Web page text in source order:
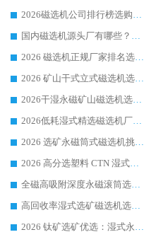
2026磁选机公司排行榜选购指南|正规源头厂家推荐，领域强者高性价比靠谱信赖品牌
国内磁选机源头厂有哪些？2026 综合实力排名与采购避坑技巧
2026 磁选机正规厂家排名选购指南|行业口碑信赖品牌推荐性价比高靠谱磁电企业
2026 矿山干式立式磁选机选型攻略 梳理深耕磁电装备多年靠谱生产厂商
2026干湿永磁矿山磁选机选型攻略 优质生产厂家排名 选矿领域高口碑品牌推荐指南
2026低耗湿式精​选磁选机厂家怎么选?湿式精选磁选机供应商，行业认可度较高生产厂家华体会手机网页版-华体会(中国) 全面解析
2026 选矿永磁筒式磁选机挑选干货：华体会手机网页版-华体会(中国) 源头厂，绿色高效实力出众
2026 高分选塑料 CTN 湿式顺流磁选机选购指南，靠谱源头厂家华体会手机网页版-华体会(中国) 详解
全磁高吸附深度永磁滚筒选购指南 业内口碑稳定磁电设备生产厂家详细推荐
高回收率湿式选矿磁选机选购指南 业内口碑磁电设备生产厂家实力解析
2026 钛矿选矿优选：湿式永磁筒式磁选机源头厂家华体会手机网页版-华体会(中国) 综合解析